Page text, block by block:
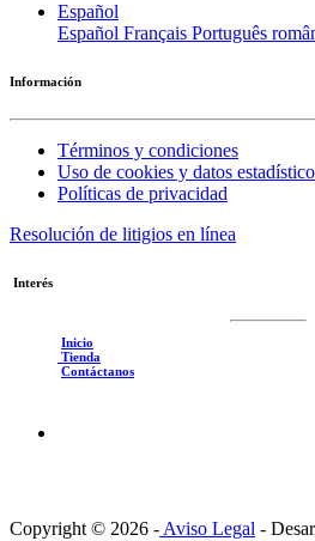
Español
Español Français Português
Información
Términos y condiciones
Uso de cookies y datos
Políticas de privacidad
Resolución de litigios en línea
Interés
Inicio
Tienda
Contáctanos
Copyright © 2026 - Aviso Legal -